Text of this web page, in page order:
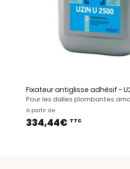
Fixateur antiglisse adhésif -
Pour les dalles plombantes
à partir de
334,44€ TTC